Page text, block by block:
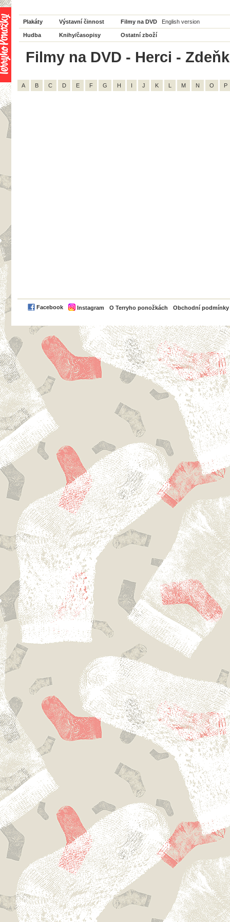
Plakáty Výstavní činnost Filmy na DVD English version
Hudba Knihy/časopisy Ostatní zboží
Filmy na DVD - Herci -
A B C D E F G H I J K L M N O P
Facebook Instagram O Terryho ponožkách Obchodní podmínky
PayPal